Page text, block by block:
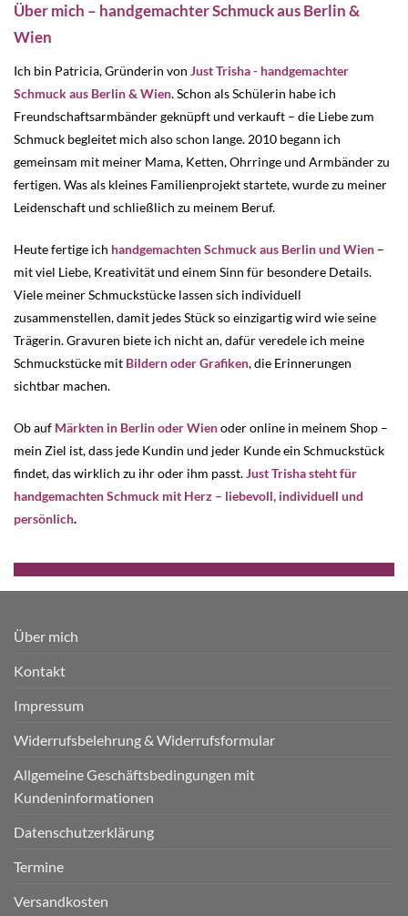
Über mich – handgemachter Schmuck aus Berlin &
Wien
Ich bin Patricia, Gründerin von Just Trisha - handgemachter
Schmuck aus Berlin & Wien. Schon als Schülerin habe ich
Freundschaftsarmbänder geknüpft und verkauft – die Liebe zum
Schmuck begleitet mich also schon lange. 2010 begann ich
gemeinsam mit meiner Mama, Ketten, Ohrringe und Armbänder zu
fertigen. Was als kleines Familienprojekt startete, wurde zu meiner
Leidenschaft und schließlich zu meinem Beruf.
Heute fertige ich handgemachten Schmuck aus Berlin und Wien –
mit viel Liebe, Kreativität und einem Sinn für besondere Details.
Viele meiner Schmuckstücke lassen sich individuell
zusammenstellen, damit jedes Stück so einzigartig wird wie seine
Trägerin. Gravuren biete ich nicht an, dafür veredele ich meine
Schmuckstücke mit Bildern oder Grafiken, die Erinnerungen
sichtbar machen.
Ob auf Märkten in Berlin oder Wienoder online in meinem Shop –
mein Ziel ist, dass jede Kundin und jeder Kunde ein Schmuckstück
findet, das wirklich zu ihr oder ihm passt.Just Trisha steht für
handgemachten Schmuck mit Herz – liebevoll, individuell und
persönlich.
Über mich
Kontakt
Impressum
Widerrufsbelehrung & Widerrufsformular
Allgemeine Geschäftsbedingungen mit
Kundeninformationen
Datenschutzerklärung
Termine
Versandkosten